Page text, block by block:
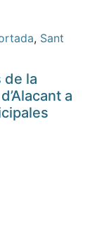
, Sant
de la
a